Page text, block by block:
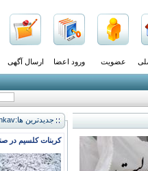
عضویت ورود اعضا ارسال آگهی
جدیدترین ها:zaminkav
کربنات کلسیم در